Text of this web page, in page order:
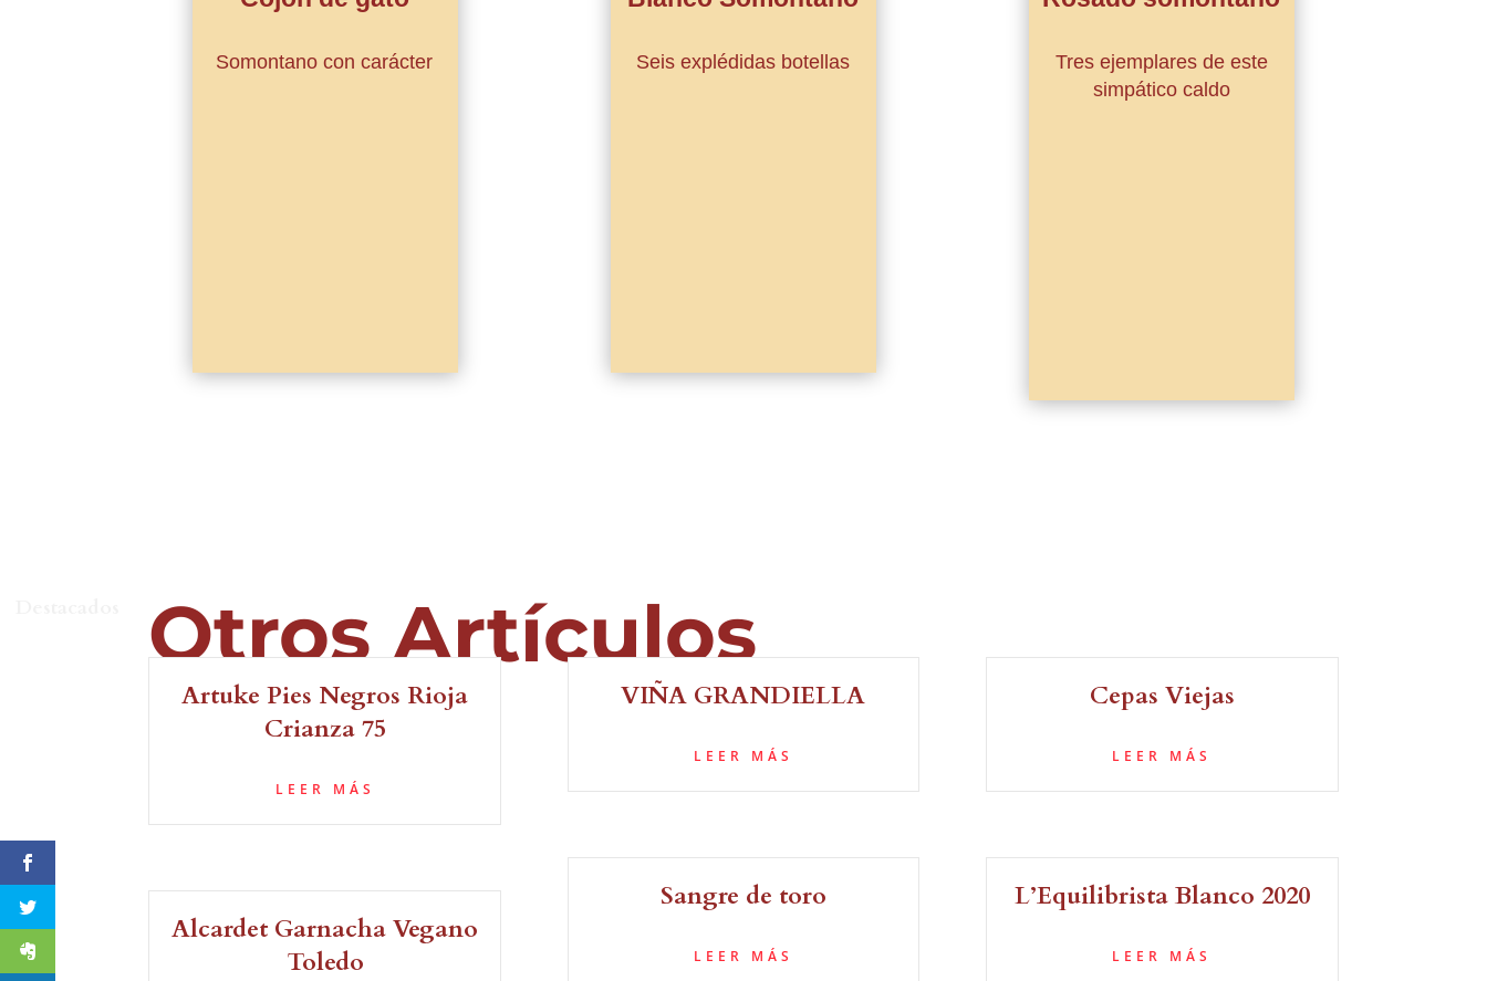
Somontano con carácter Seis explédidas botellas
Tres ejemplares de este
simpático caldo
Otros Artículos
Artuke Pies Negros Rioja
Crianza 75
LEER MÁS
Alcardet Garnacha Vegano
Toledo
VIÑA GRANDIELLA
LEER MÁS
Sangre de toro
LEER MÁS
Cepas Viejas
LEER MÁS
L’Equilibrista Blanco 2020
LEER MÁS